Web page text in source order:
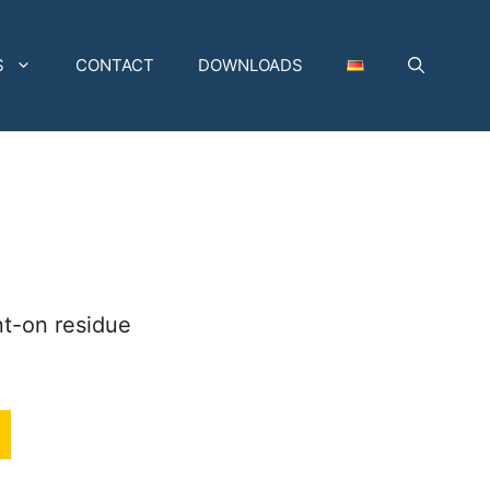
CONTACT DOWNLOADS
on residue